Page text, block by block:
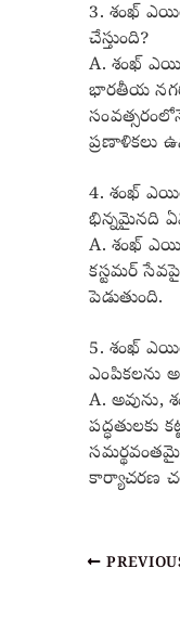
3. శంఖ్
చేస్తుంది?
A. శంఖ్
భారతీయ
ప్రణాళికలు
4. శంఖ్
భిన్నమైనది
A. శంఖ్
కస్టమర్
పెడుతుంది.
5. శంఖ్
ఎంపికలను
A. అవును,
పద్ధతులకు
కార్యాచరణ